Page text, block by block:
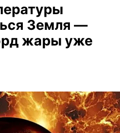
Земля —
жары уже